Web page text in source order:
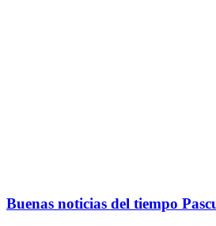
Buenas noticias del tiempo